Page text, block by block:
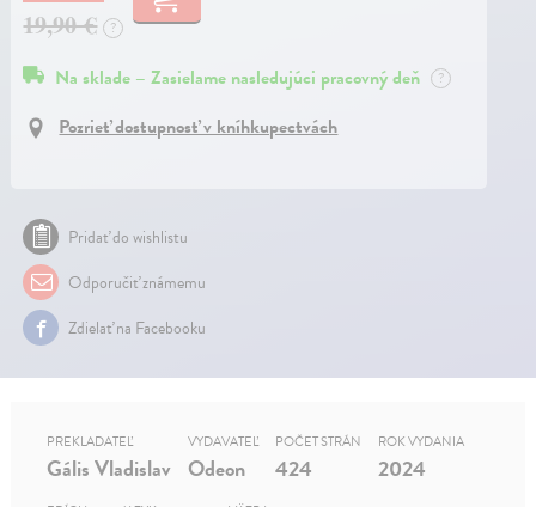
19,90 €
?
Na sklade – Zasielame nasledujúci pracovný deň ?
Pozrieť dostupnosť v kníhkupectvách
Pridať do wishlistu
Odporučiť známemu
Zdielať na Facebooku
PREKLADATEĽ
Gális Vladislav
VYDAVATEĽ
Odeon
POČET STRÁN
424
ROK VYDANIA
2024